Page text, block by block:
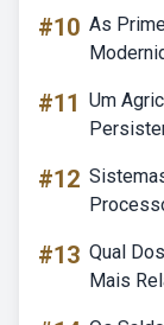
#10 As
#11 Um
#12
#13 Qual
Mais